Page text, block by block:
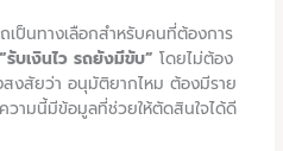
ป็นทางเลือกสำหรับคนที่ต้องการ
“รับเงินไว รถยังมีขับ” โดยไม่ต้อง
งสัยว่า อนุมัติยากไหม ต้องมีราย
วามนี้มีข้อมูลที่ช่วยให้ตัดสินใจได้ดี